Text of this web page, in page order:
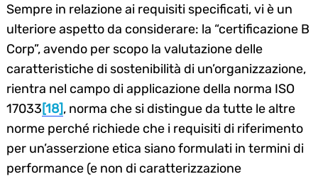
Sempre in relazione ai requisiti specificati, vi è un
ulteriore aspetto da considerare: la “certificazione B
Corp”, avendo per scopo la valutazione delle
caratteristiche di sostenibilità di un’organizzazione,
rientra nel campo di applicazione della norma ISO
17033[18], norma che si distingue da tutte le altre
norme perché richiede che i requisiti di riferimento
per un’asserzione etica siano formulati in termini di
performance (e non di caratterizzazione